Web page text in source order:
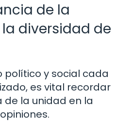
de la
diversidad de
político y social cada
es vital recordar
la unidad en la